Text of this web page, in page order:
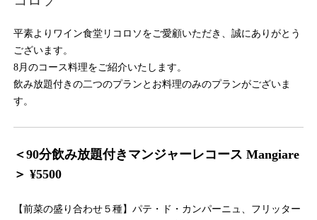
平素よりワイン食堂リコロソをご愛顧いただき、誠にありがとう
ございます。
8月のコース料理をご紹介いたします。
飲み放題付きの二つのプランとお料理のみのプランがございま
す。
＜90分飲み放題付きマンジャーレコース Mangiare
＞ ¥5500
【前菜の盛り合わせ５種】パテ・ド・カンパーニュ、フリッター